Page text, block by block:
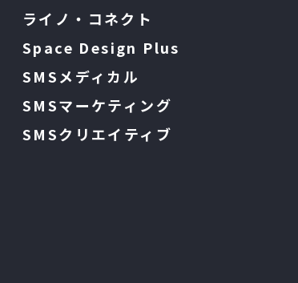
ライノ・コネクト
Space Design Plus
SMSメディカル
SMSマーケティング
SMSクリエイティブ